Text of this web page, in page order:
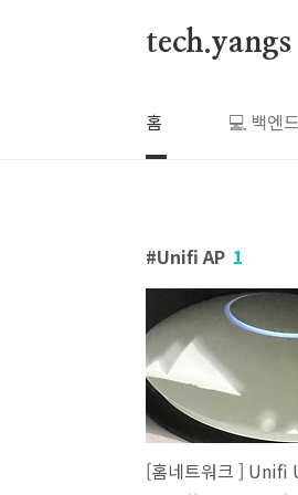
tech.yangs
홈 💻 백엔
Unifi AP 1
[홈네트워크 ] Unifi